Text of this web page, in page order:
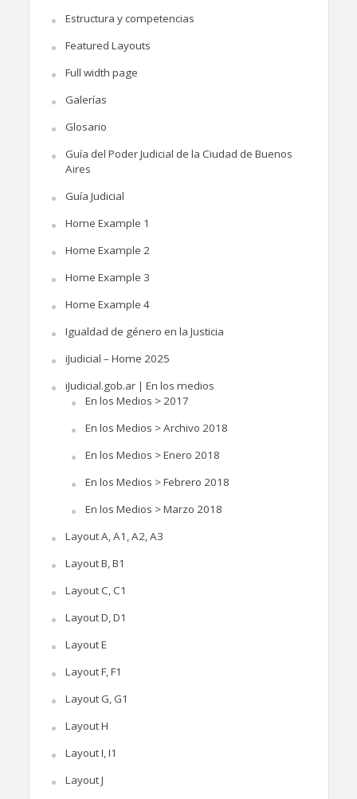
Estructura y competencias
Featured Layouts
Full width page
Galerías
Glosario
Guía del Poder Judicial de la Ciudad de Buenos
Aires
Guía Judicial
Home Example 1
Home Example 2
Home Example 3
Home Example 4
Igualdad de género en la Justicia
iJudicial – Home 2025
iJudicial.gob.ar | En los medios
En los Medios > 2017
En los Medios > Archivo 2018
En los Medios > Enero 2018
En los Medios > Febrero 2018
En los Medios > Marzo 2018
Layout A, A1, A2, A3
Layout B, B1
Layout C, C1
Layout D, D1
Layout E
Layout F, F1
Layout G, G1
Layout H
Layout I, I1
Layout J